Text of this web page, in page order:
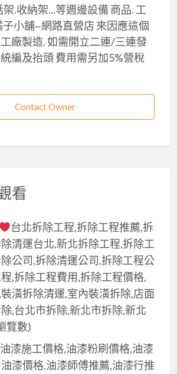
.收納架...等週邊設備 商品. 工
子小舖~網路直營店 來因應這個
廠製造. 如需開立二連/三連發
編及抬頭 費用需另加5%營稅
Contact Owner
看
台北拆除工程,拆除工程推薦,拆
清運台北,新北拆除工程,拆除工
公司,拆除清運公司,拆除工程公
,拆除工程費用,拆除工程價格,
潢拆除清運,室內裝潢拆除,店面
,台北市拆除,新北市拆除,新北
覽數)
油漆施工價格,油漆粉刷價格,油漆
漆價格,油漆師傅推薦,油漆行推